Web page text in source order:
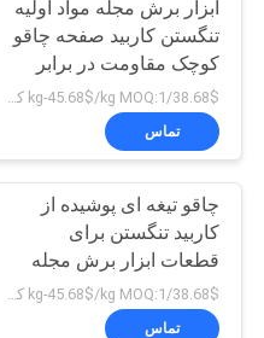
نکات
انگشتر
36
ابزار برش مجله مواد اولیه
تنگستن کاربید صفحه چاقو
کوچک مقاومت در برابر
سایش
38.68$/kg-45.68$/kg MOQ:1 کیلوگرم
تماس
چاقو تیغه ای پوشیده از
کاربید تنگستن برای
قطعات ابزار برش مجله
38.68$/kg-45.68$/kg MOQ:1 کیلوگرم
تماس